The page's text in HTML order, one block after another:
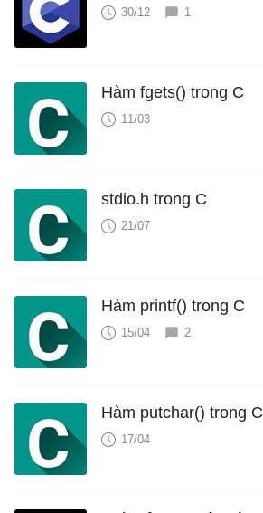
30/12 1
Hàm fgets() trong C
11/03
stdio.h trong C
21/07
Hàm printf() trong C
15/04 2
Hàm putchar() trong C
17/04